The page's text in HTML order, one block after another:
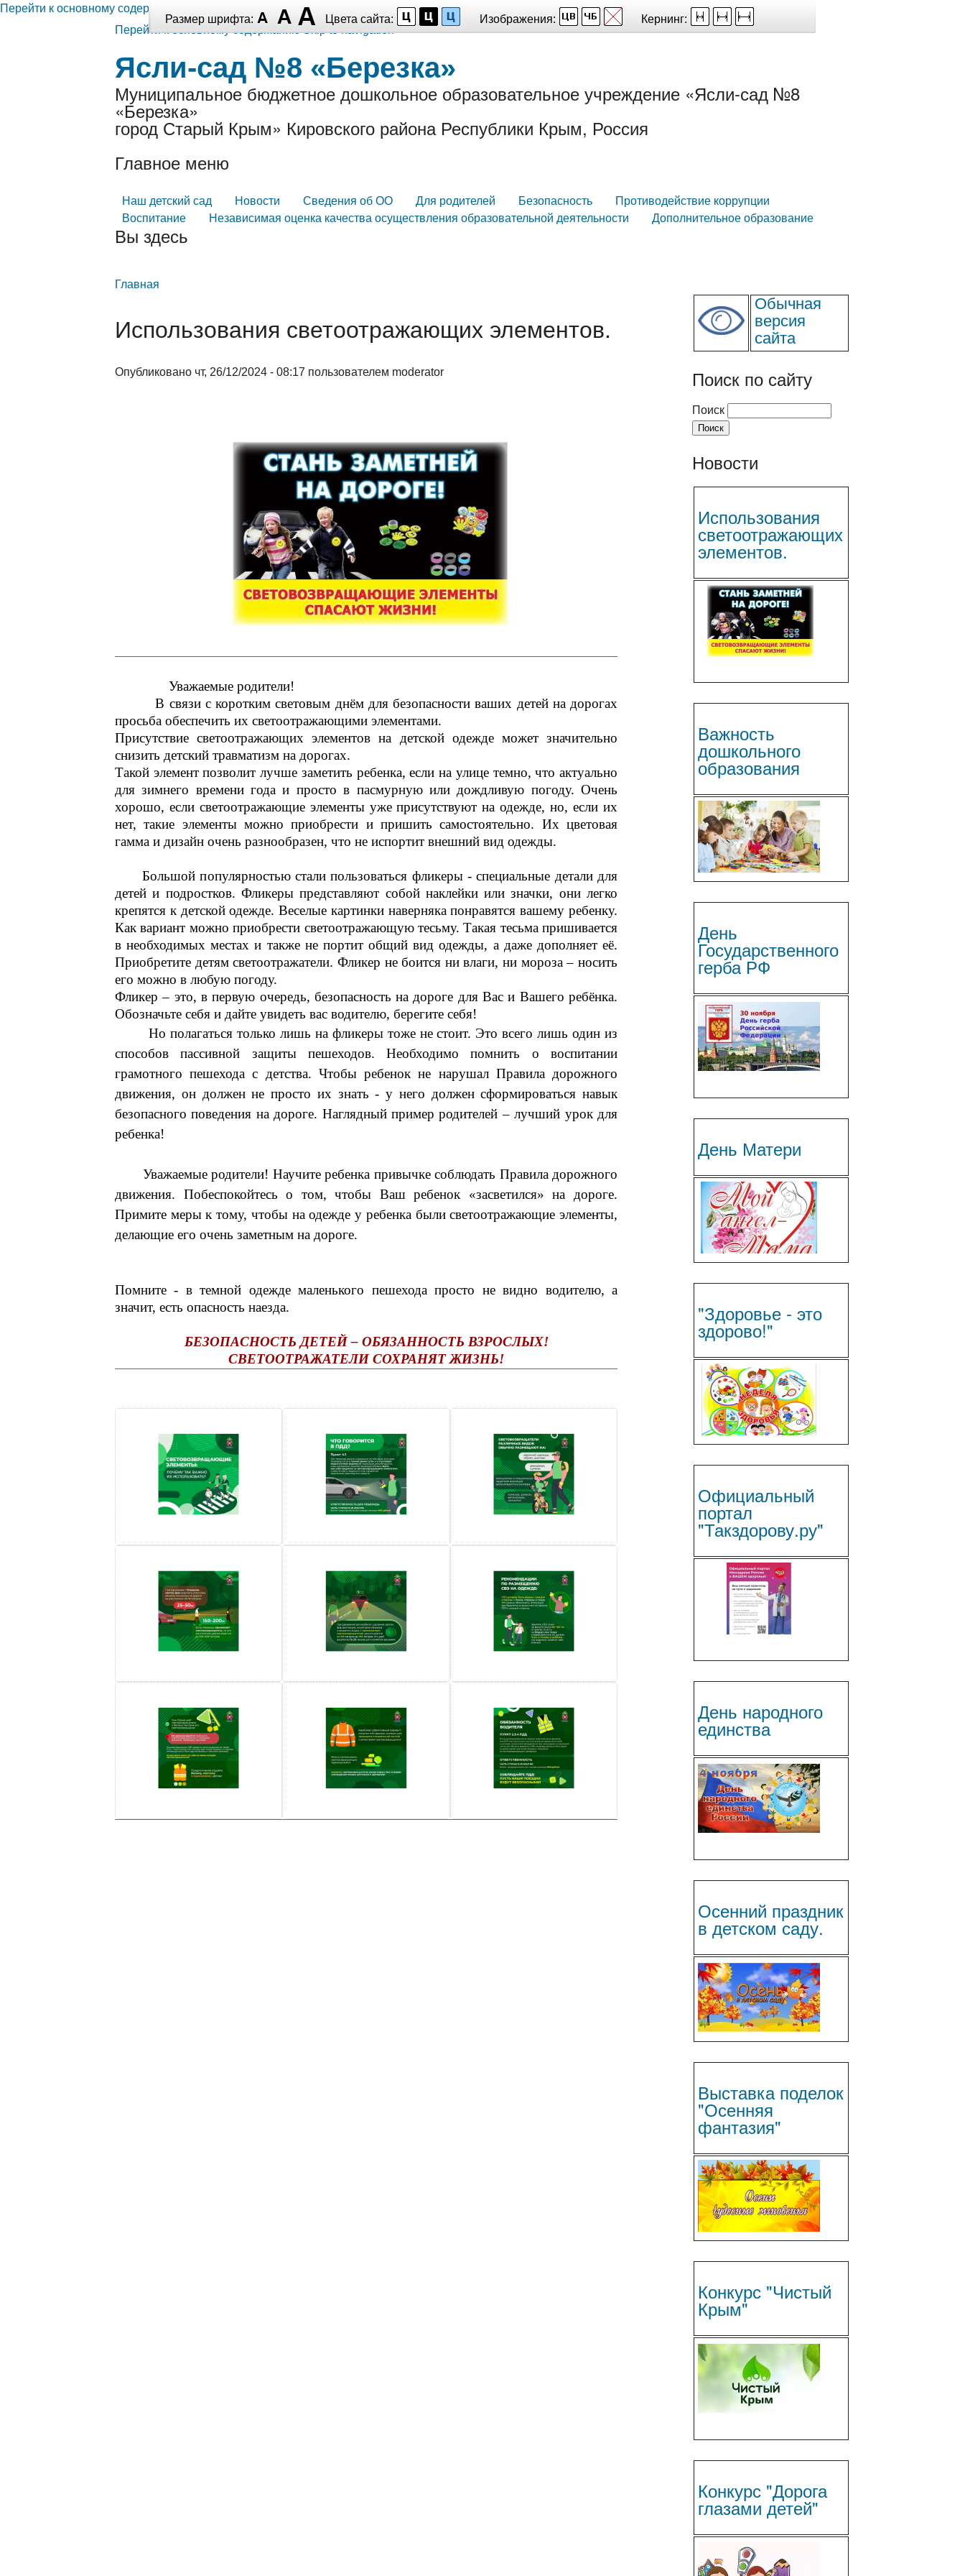
Перейти к основному содержанию
Размер шрифта:
Цвета сайта: Изображения:
Кернинг:
Перейти к основному содержанию Skip to navigation
Ясли-сад №8 «Березка»
Муниципальное бюджетное дошкольное образовательное учреждение «Ясли-сад №8
«Березка»
город Старый Крым» Кировского района Республики Крым, Россия
Главное меню
Наш детский сад Новости Сведения об ОО Для родителей Безопасность
Противодействие коррупции
Воспитание
Независимая оценка качества осуществления образовательной деятельности Дополнительное образование
Вы здесь
Главная
Использования светоотражающих элементов.
Опубликовано чт, 26/12/2024 - 08:17 пользователем moderator
Уважаемые родители!
В связи с коротким световым днём для безопасности ваших детей на дорогах
просьба обеспечить их светоотражающими элементами.
Присутствие светоотражающих элементов на детской одежде может значительно
снизить детский травматизм на дорогах.
Такой элемент позволит лучше заметить ребенка, если на улице темно, что актуально
для зимнего времени года и просто в пасмурную или дождливую погоду. Очень
хорошо, если светоотражающие элементы уже присутствуют на одежде, но, если их
нет, такие элементы можно приобрести и пришить самостоятельно. Их цветовая
гамма и дизайн очень разнообразен, что не испортит внешний вид одежды.
Большой популярностью стали пользоваться фликеры - специальные детали для
детей и подростков. Фликеры представляют собой наклейки или значки, они легко
крепятся к детской одежде. Веселые картинки наверняка понравятся вашему ребенку.
Как вариант можно приобрести светоотражающую тесьму. Такая тесьма пришивается
в необходимых местах и также не портит общий вид одежды, а даже дополняет её.
Приобретите детям светоотражатели. Фликер не боится ни влаги, ни мороза – носить
его можно в любую погоду.
Фликер – это, в первую очередь, безопасность на дороге для Вас и Вашего ребёнка.
Обозначьте себя и дайте увидеть вас водителю, берегите себя!
Но полагаться только лишь на фликеры тоже не стоит. Это всего лишь один из
способов пассивной защиты пешеходов. Необходимо помнить о воспитании
грамотного пешехода с детства. Чтобы ребенок не нарушал Правила дорожного
движения, он должен не просто их знать - у него должен сформироваться навык
безопасного поведения на дороге. Наглядный пример родителей – лучший урок для
ребенка!
Уважаемые родители! Научите ребенка привычке соблюдать Правила дорожного
движения. Побеспокойтесь о том, чтобы Ваш ребенок «засветился» на дороге.
Примите меры к тому, чтобы на одежде у ребенка были светоотражающие элементы,
делающие его очень заметным на дороге.
Помните - в темной одежде маленького пешехода просто не видно водителю, а
значит, есть опасность наезда.
БЕЗОПАСНОСТЬ ДЕТЕЙ – ОБЯЗАННОСТЬ ВЗРОСЛЫХ!
СВЕТООТРАЖАТЕЛИ СОХРАНЯТ ЖИЗНЬ!
Обычная
версия
сайта
Поиск по сайту
Поиск
Новости
Использования
светоотражающих
элементов.
Важность
дошкольного
образования
День
Государственного
герба РФ
День Матери
"Здоровье - это
здорово!"
Официальный
портал
"Такздорову.ру"
День народного
единства
Осенний праздник
в детском саду.
Выставка поделок
"Осенняя
фантазия"
Конкурс "Чистый
Крым"
Конкурс "Дорога
глазами детей"